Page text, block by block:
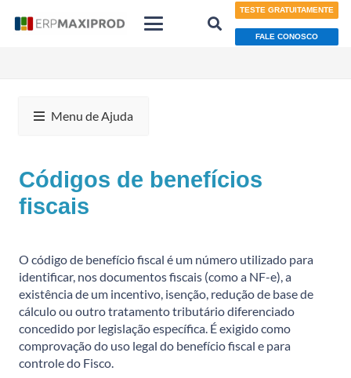
TESTE GRATUITAMENTE
FALE CONOSCO
Menu de Ajuda
Códigos de benefícios
fiscais
O código de benefício fiscal é um número utilizado para
identificar, nos documentos fiscais (como a NF-e), a
existência de um incentivo, isenção, redução de base de
cálculo ou outro tratamento tributário diferenciado
concedido por legislação específica. É exigido como
comprovação do uso legal do benefício fiscal e para
controle do Fisco.